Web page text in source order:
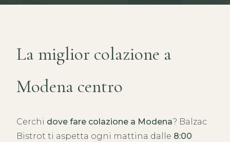
La miglior colazione a
Modena centro
Cerchi dove fare colazione a Modena? Balzac
Bistrot ti aspetta ogni mattina dalle 8:00